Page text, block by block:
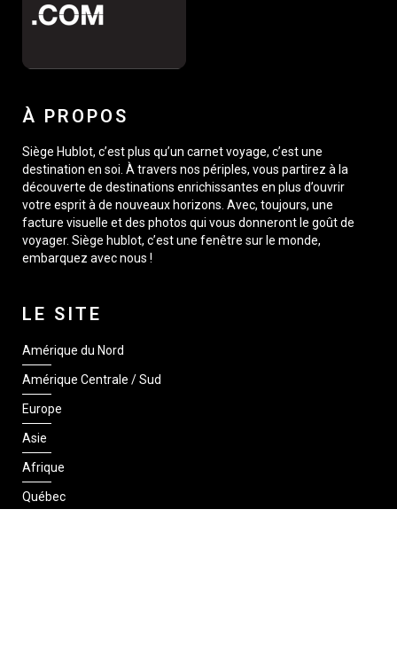
À PROPOS
Siège Hublot, c’est plus qu’un carnet voyage, c’est une
destination en soi. À travers nos périples, vous partirez à la
découverte de destinations enrichissantes en plus d’ouvrir
votre esprit à de nouveaux horizons. Avec, toujours, une
facture visuelle et des photos qui vous donneront le goût de
voyager. Siège hublot, c’est une fenêtre sur le monde,
embarquez avec nous !
LE SITE
Amérique du Nord
Amérique Centrale / Sud
Europe
Asie
Afrique
Québec